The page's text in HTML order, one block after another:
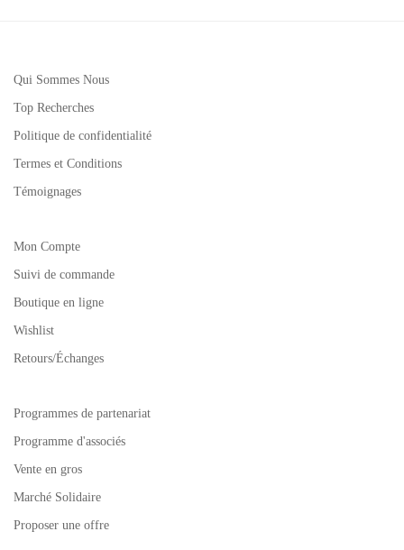
Qui Sommes Nous
Top Recherches
Politique de confidentialité
Termes et Conditions
Témoignages
Mon Compte
Suivi de commande
Boutique en ligne
Wishlist
Retours/Échanges
Programmes de partenariat
Programme d'associés
Vente en gros
Marché Solidaire
Proposer une offre